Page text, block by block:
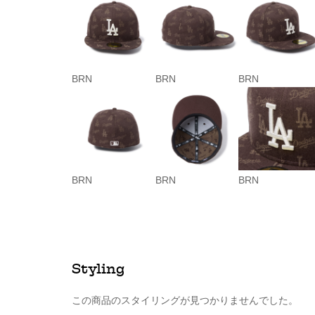
BRN BRN BRN
BRN BRN BRN
Styling
この商品のスタイリングが見つかりませんでした。